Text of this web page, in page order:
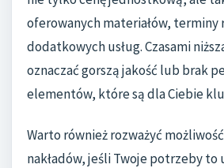
oferowanych materiałów, terminy
dodatkowych usług. Czasami
oznaczać gorszą jakość lub brak
elementów, które są dla Ciebie
Warto również rozważyć
nakładów, jeśli Twoje potrzeby to